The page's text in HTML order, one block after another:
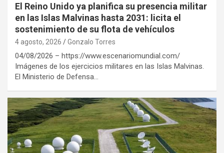
El Reino Unido ya planifica su presencia militar
en las Islas Malvinas hasta 2031: licita el
sostenimiento de su flota de vehículos
4 agosto, 2026 Gonzalo Torres
04/08/2026 – https://www.escenariomundial.com/
Imágenes de los ejercicios militares en las Islas Malvinas.
El Ministerio de Defensa…